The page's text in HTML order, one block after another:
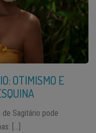
OTIMISMO E
Sagitário pode
[…]